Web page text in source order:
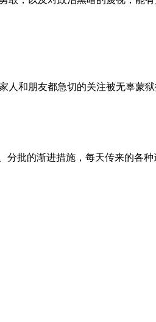
和朋友都急切的关注被无辜蒙
批的渐进措施，每天传来的各